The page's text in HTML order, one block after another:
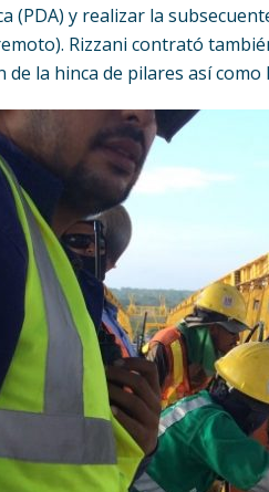
(PDA) y realizar la
Rizzani contrató
la hinca de pilares así